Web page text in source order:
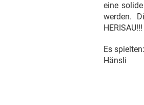
eine
werden.
HERISAU!!!
Es
Hänsli